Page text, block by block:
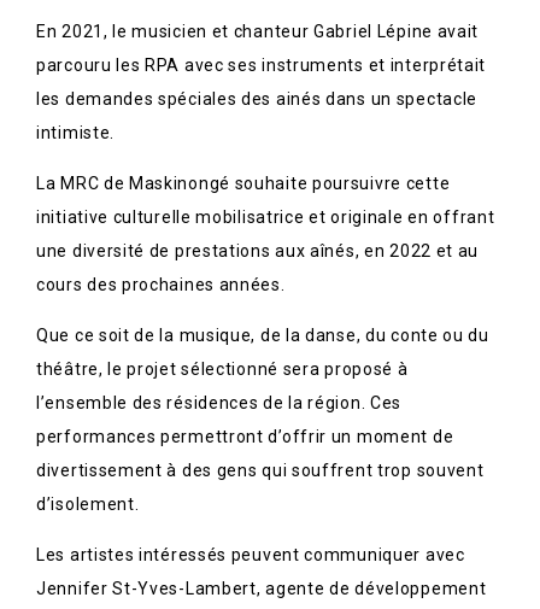
En 2021, le musicien et chanteur Gabriel Lépine avait
parcouru les RPA avec ses instruments et interprétait
les demandes spéciales des ainés dans un spectacle
intimiste.
La MRC de Maskinongé souhaite poursuivre cette
initiative culturelle mobilisatrice et originale en offrant
une diversité de prestations aux aînés, en 2022 et au
cours des prochaines années.
Que ce soit de la musique, de la danse, du conte ou du
théâtre, le projet sélectionné sera proposé à
l’ensemble des résidences de la région. Ces
performances permettront d’offrir un moment de
divertissement à des gens qui souffrent trop souvent
d’isolement.
Les artistes intéressés peuvent communiquer avec
Jennifer St-Yves-Lambert, agente de développement